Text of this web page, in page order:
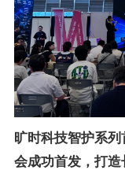
旷时科技智护系
会成功首发，打